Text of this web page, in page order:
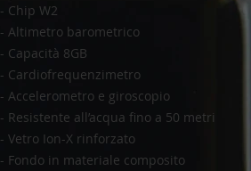
- Chip W2
- Altimetro barometrico
- Capacità 8GB
- Cardiofrequenzimetro
- Accelerometro e giroscopio
- Resistente all’acqua fino a 50 metri
- Vetro Ion-X rinforzato
- Fondo in materiale composito